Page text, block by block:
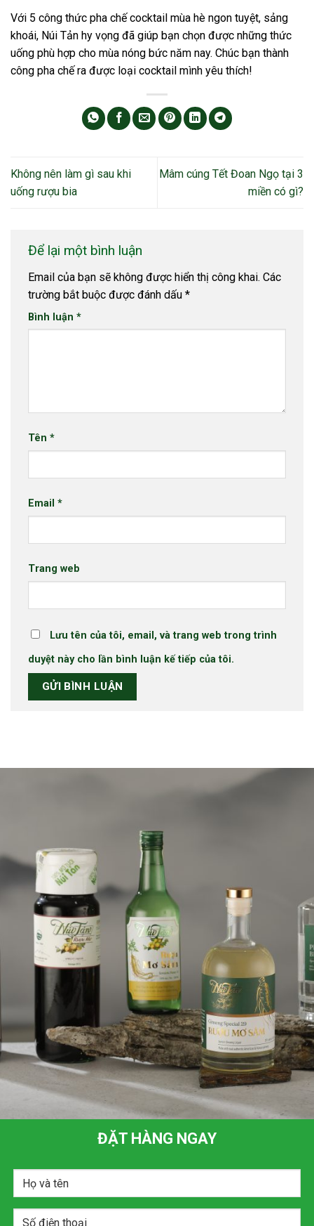
Với 5 công thức pha chế cocktail mùa hè ngon tuyệt, sảng
khoái, Núi Tản hy vọng đã giúp bạn chọn được những thức
uống phù hợp cho mùa nóng bức năm nay. Chúc bạn thành
công pha chế ra được loại cocktail mình yêu thích!
Không nên làm gì sau khi
uống rượu bia
Mâm cúng Tết Đoan Ngọ tại 3
miền có gì?
Để lại một bình luận
Email của bạn sẽ không được hiển thị công khai. Các
trường bắt buộc được đánh dấu *
Bình luận *
Tên *
Email *
Trang web
Lưu tên của tôi, email, và trang web trong trình
duyệt này cho lần bình luận kế tiếp của tôi.
ĐẶT HÀNG NGAY